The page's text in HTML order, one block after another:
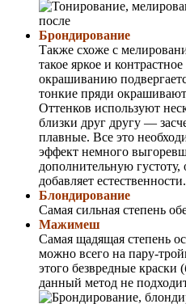
Брондирование
Также схоже с
такое яркое и
окрашиванию
тонкие пряди
Оттенков используют
близки друг другу —
плавные. Все это
эффект немного
дополнительную
добавляет естественности.
Блондирование
Самая сильная степень
Мажимеш
Самая щадящая степень
можно всего на пару-
этого безвредные
данный метод не